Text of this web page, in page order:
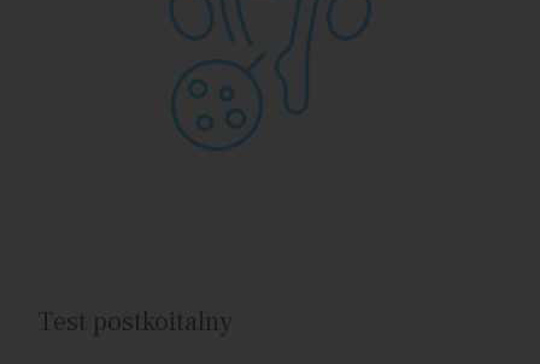
Test postkoitalny